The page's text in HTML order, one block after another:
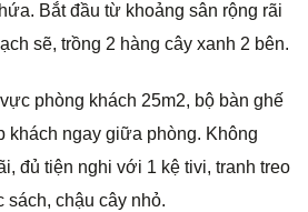
Bắt đầu từ khoảng sân rộng rãi
sẽ, trồng 2 hàng cây xanh 2 bên.
phòng khách 25m2, bộ bàn ghế
khách ngay giữa phòng. Không
đủ tiện nghi với 1 kệ tivi, tranh treo
chậu cây nhỏ.